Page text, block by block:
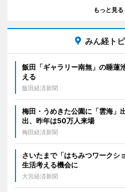
もっと見る
みん経ト
飯田「ギャラリー南無」の睡
える
飯田経済新聞
梅田・うめきた公園に「雲海
出、昨年は50万人来場
梅田経済新聞
さいたまで「はちみつワーク
生活考える機会に
大宮経済新聞